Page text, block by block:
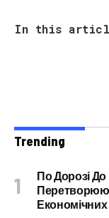
In this
Trending
По Дорозі До
Економічних